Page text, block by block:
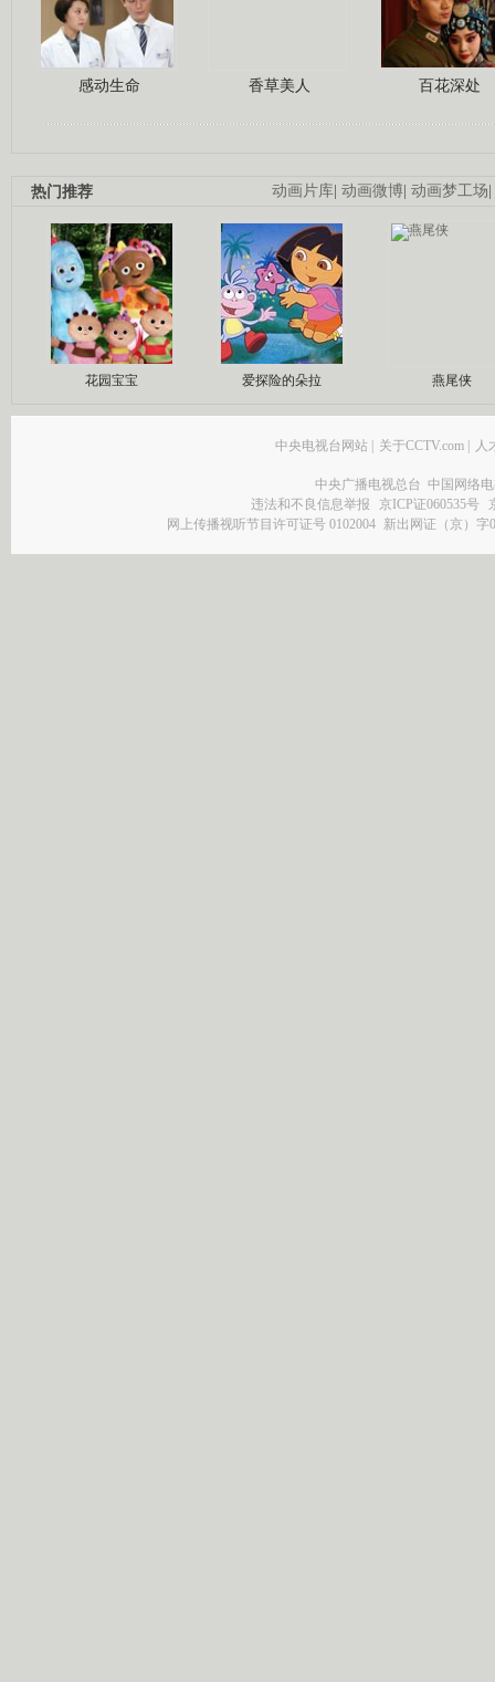
感动生命 香草美人 百花深处
动画片库| 动画微博| 动画梦工场|
热门推荐
花园宝宝 爱探险的朵拉 燕尾侠
中央电视台网站 | 关于CCTV.com | 人
中央广播电视总台 中国网络
违法和不良信息举报
京ICP证060535号
网上传播视听节目许可证号 0102004 新出网证（京）